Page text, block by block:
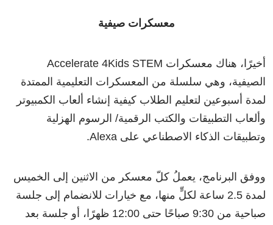
معسكرات صيفية
أخيرًا، هناك معسكرات Accelerate 4Kids STEM
الصيفية، وهي سلسلة من المعسكرات التعليمية الممتدة
لمدة أسبوعين لتعليم الطلاب كيفية إنشاء ألعاب الكمبيوتر
وألعاب التطبيقات والكتب الرقمية/ الرسوم الهزلية
وتطبيقات الذكاء الاصطناعي على Alexa.
ووفق البرنامج، يعملُ كلّ معسكر من الاثنين إلى الخميس
لمدة 2.5 ساعة لكلٍّ منها، مع خيارات للانضمام إلى جلسة
صباحية من 9:30 صباحًا حتى 12:00 ظهرًا، أو جلسة بعد